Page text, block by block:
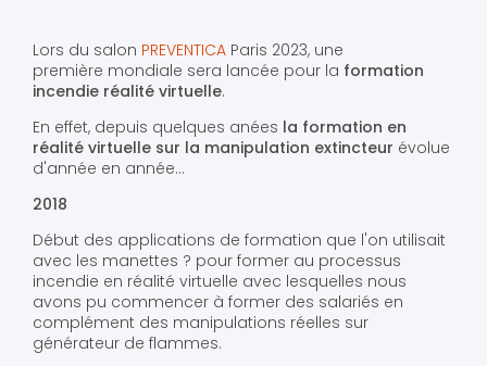
Lors du salon PREVENTICA Paris 2023, une
première mondiale sera lancée pour la formation
incendie réalité virtuelle.
En effet, depuis quelques anées la formation en
réalité virtuelle sur la manipulation extincteur évolue
d'année en année...
2018
Début des applications de formation que l'on utilisait
avec les manettes ? pour former au processus
incendie en réalité virtuelle avec lesquelles nous
avons pu commencer à former des salariés en
complément des manipulations réelles sur
générateur de flammes.